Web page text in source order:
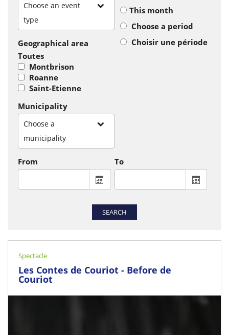
Choose an event
type
Geographical area
Toutes
Montbrison
Roanne
Saint-Etienne
Municipality
Choose a
municipality
This month
Choose a period
Choisir une période
From
From : display the calendar to
To
To :
SEARCH
Spectacle
Les Contes de Couriot - Before de
Couriot